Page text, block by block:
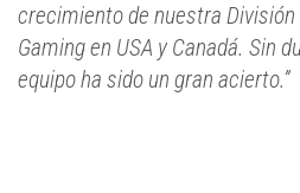
crecimiento de nuestra
Gaming en USA y Canadá. Sin
equipo ha sido un gran acierto.”